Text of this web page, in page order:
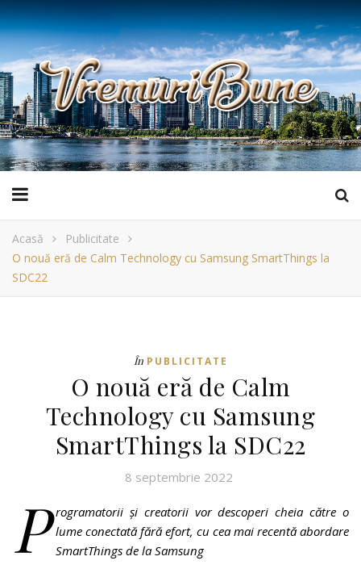
Acasă
Publicitate
O nouă eră de Calm Technology cu Samsung SmartThings la
SDC22
În PUBLICITATE
O nouă eră de Calm
Technology cu Samsung
SmartThings la SDC22
8 septembrie 2022
P rogramatorii și creatorii vor descoperi cheia către o
lume conectată fără efort, cu cea mai recentă abordare
SmartThings de la Samsung